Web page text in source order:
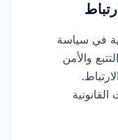
في سياسة
والأمن